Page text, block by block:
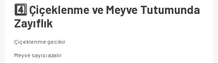
4️⃣ Çiçeklenme ve Meyve Tutumunda
Zayıflık
Çiçeklenme gecikir
Meyve sayısı azalır